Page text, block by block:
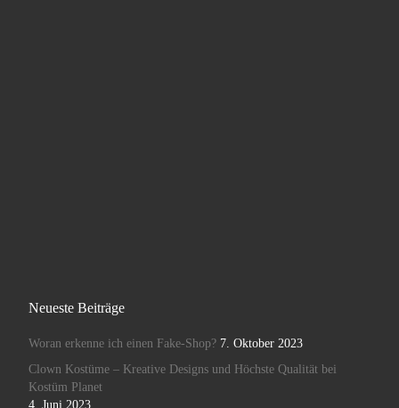
Neueste Beiträge
Woran erkenne ich einen Fake-Shop? 7. Oktober 2023
Clown Kostüme – Kreative Designs und Höchste Qualität bei
Kostüm Planet
4. Juni 2023